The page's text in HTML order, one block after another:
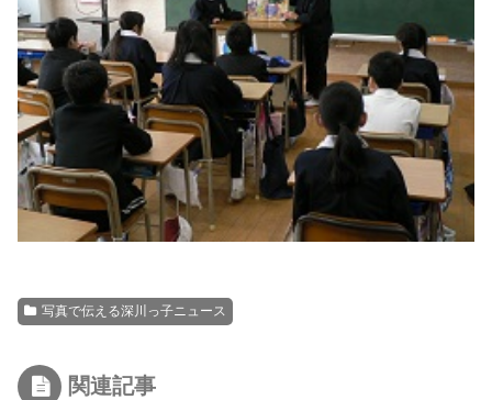
写真で伝える深川っ子ニュース
関連記事